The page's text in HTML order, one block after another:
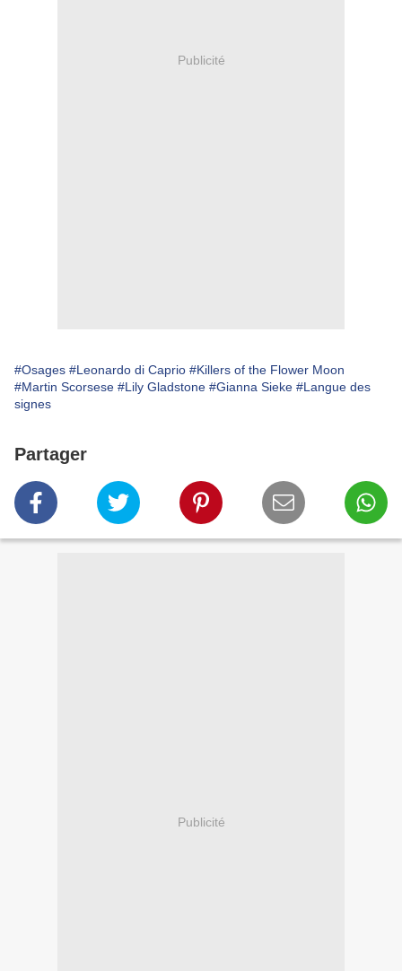
Publicité
#Osages #Leonardo di Caprio #Killers of the Flower Moon
#Martin Scorsese #Lily Gladstone #Gianna Sieke #Langue des
signes
Partager
Publicité